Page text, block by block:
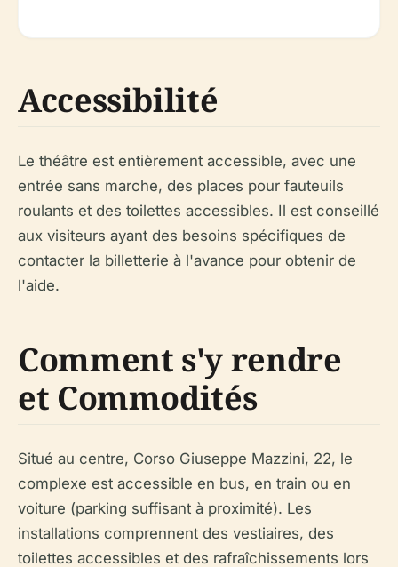
Accessibilité
Le théâtre est entièrement accessible, avec une
entrée sans marche, des places pour fauteuils
roulants et des toilettes accessibles. Il est conseillé
aux visiteurs ayant des besoins spécifiques de
contacter la billetterie à l'avance pour obtenir de
l'aide.
Comment s'y rendre
et Commodités
Situé au centre, Corso Giuseppe Mazzini, 22, le
complexe est accessible en bus, en train ou en
voiture (parking suffisant à proximité). Les
installations comprennent des vestiaires, des
toilettes accessibles et des rafraîchissements lors